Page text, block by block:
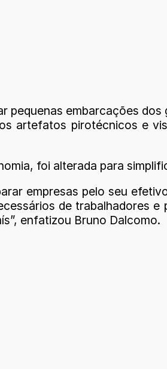
embarcações dos
artefatos pirotécnicos e
foi alterada para
empresas pelo seu
de trabalhadores e
enfatizou Bruno Dalcomo.